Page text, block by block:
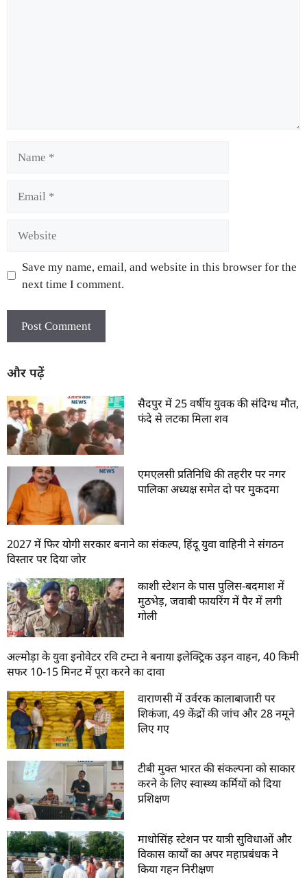
Save my name, email, and website in this browser for the
next time I comment.
और पढ़ें
सैदपुर में 25 वर्षीय युवक की संदिग्ध मौत,
फंदे से लटका मिला शव
एमएलसी प्रतिनिधि की तहरीर पर नगर
पालिका अध्यक्ष समेत दो पर मुकदमा
2027 में फिर योगी सरकार बनाने का संकल्प, हिंदू युवा वाहिनी ने संगठन
विस्तार पर दिया जोर
काशी स्टेशन के पास पुलिस-बदमाश में
मुठभेड़, जवाबी फायरिंग में पैर में लगी
गोली
अल्मोड़ा के युवा इनोवेटर रवि टम्टा ने बनाया इलेक्ट्रिक उड़न वाहन, 40 किमी
सफर 10-15 मिनट में पूरा करने का दावा
वाराणसी में उर्वरक कालाबाजारी पर
शिकंजा, 49 केंद्रों की जांच और 28 नमूने
लिए गए
टीबी मुक्त भारत की संकल्पना को साकार
करने के लिए स्वास्थ्य कर्मियों को दिया
प्रशिक्षण
माधोसिंह स्टेशन पर यात्री सुविधाओं और
विकास कार्यों का अपर महाप्रबंधक ने
किया गहन निरीक्षण